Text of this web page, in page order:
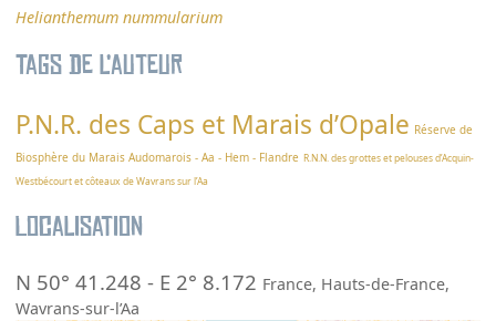
Helianthemum nummularium
Tags de l’auteur
P.N.R. des Caps et Marais d’Opale Réserve de
Biosphère du Marais Audomarois - Aa - Hem - Flandre R.N.N. des grottes et pelouses d’Acquin-
Westbécourt et côteaux de Wavrans sur l’Aa
Localisation
N 50° 41.248 - E 2° 8.172 France, Hauts-de-France,
Wavrans-sur-l’Aa